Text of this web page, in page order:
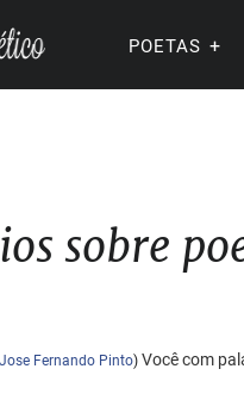
POETAS
sobre
Jose Fernando Pinto)Você com